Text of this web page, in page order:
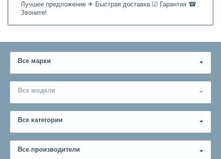
Лучшее предложение ✈ Быстрая доставка ☑ Гарантия ☎
Звоните!
Все марки
Все модели
Все категории
Все производители